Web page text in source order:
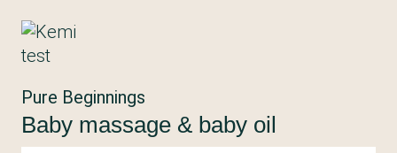
Pure Beginnings
Baby massage & baby oil